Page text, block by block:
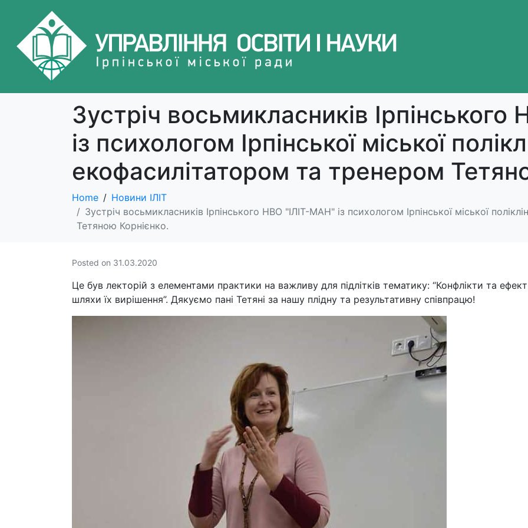
Зустріч восьмикласників
із психологом Ірпінської міської
екофасилітатором та тренером
Home
Новини ІЛІТ
Зустріч восьмикласників Ірпінського НВО "ІЛІТ-МАН" із психологом Ірпінської міської
Тетяною Корнієнко.
Posted on 31.03.2020
Це був лекторій з елементами практики на важливу для підлітків тематику: “Конфлікти та
шляхи їх вирішення”. Дякуємо пані Тетяні за нашу плідну та результативну співпрацю!